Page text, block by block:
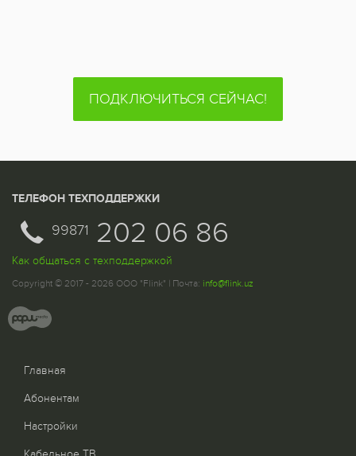
ПОДКЛЮЧИТЬСЯ СЕЙЧАС!
ТЕЛЕФОН ТЕХПОДДЕРЖКИ
99871 202 06 86
Как общаться с техподдержкой
Copyright © 2017 - 2026 ООО "Flink" | Почта: info@flink.uz
Главная
Абонентам
Настройки